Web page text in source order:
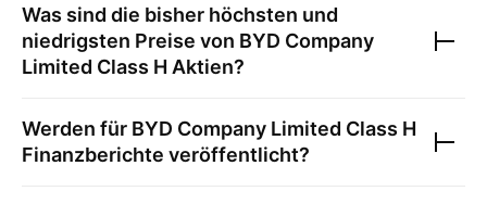
Was sind die bisher höchsten und
niedrigsten Preise von BYD Company
Limited Class H Aktien?
Werden für BYD Company Limited Class H
Finanzberichte veröffentlicht?